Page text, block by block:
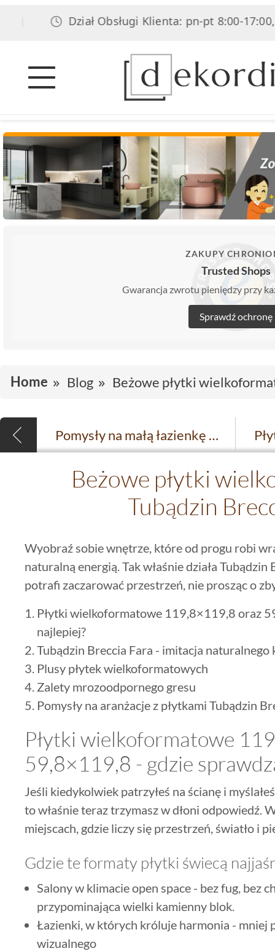
Dział Obsługi Klienta: pn-pt 8:00-17:00, sob
ZAKUPY
Trusted Shops
Gwarancja zwrotu pieniędzy przy
Sprawdź ochronę
Home Blog Beżowe płytki
Pomysły na małą łazienkę – jak ją urządzić?
Beżowe płytki
Tubądzin
Wyobraź sobie wnętrze, które od progu robi
naturalną energią. Tak właśnie działa
potrafi zaczarować przestrzeń, nie prosząc o
Płytki wielkoformatowe 119,8×119,8 oraz
najlepiej?
Tubądzin Breccia Fara - imitacja
Plusy płytek wielkoformatowych
Zalety mrozoodpornego gresu
Pomysły na aranżacje z płytkami Tubądzin
Płytki wielkoformatowe
59,8×119,8 - gdzie
Jeśli kiedykolwiek patrzyłeś na ścianę i
to właśnie teraz trzymasz w dłoni odpowiedź.
miejscach, gdzie liczy się przestrzeń, światło i
Gdzie te formaty płytki świecą
Salony w klimacie open space - bez fug, bez
przypominająca wielki kamienny blok.
Łazienki, w których króluje harmonia - mniej
wizualnego